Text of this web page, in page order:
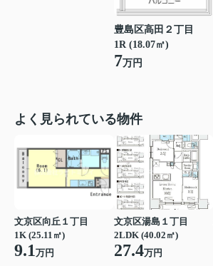
豊島区高田２丁目
1R (18.07㎡)
7万円
よく見られている物件
文京区向丘１丁目
1K (25.11㎡)
9.1万円
文京区湯島１丁目
2LDK (40.02㎡)
27.4万円